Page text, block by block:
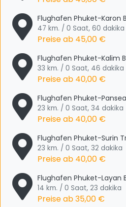
Flughafen Phuket-Karon
47 km. / 0 Saat, 60 dakika
Preise ab 45,00 €
Flughafen Phuket-Kalim
33 km. / 0 Saat, 46 dakika
Preise ab 40,00 €
Flughafen Phuket-
23 km. / 0 Saat, 34 dakika
Preise ab 40,00 €
Flughafen Phuket-Surin
23 km. / 0 Saat, 32 dakika
Preise ab 40,00 €
Flughafen Phuket-Layan
14 km. / 0 Saat, 23 dakika
Preise ab35,00 €